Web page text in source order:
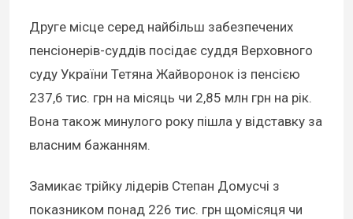
Друге місце серед найбільш забезпечених
пенсіонерів-суддів посідає суддя Верховного
суду України Тетяна Жайворонок із пенсією
237,6 тис. грн на місяць чи 2,85 млн грн на рік.
Вона також минулого року пішла у відставку за
власним бажанням.
Замикає трійку лідерів Степан Домусчі з
показником понад 226 тис. грн щомісяця чи